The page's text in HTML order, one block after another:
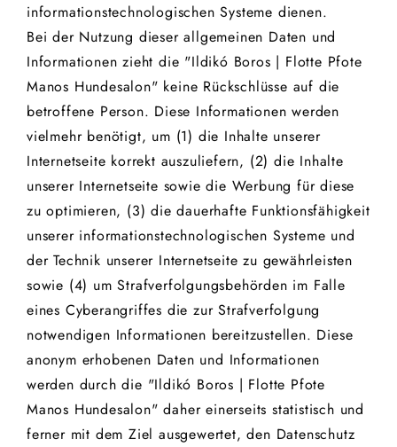
informationstechnologischen Systeme dienen.
Bei der Nutzung dieser allgemeinen Daten und
Informationen zieht die "Ildikó Boros | Flotte Pfote
Manos Hundesalon" keine Rückschlüsse auf die
betroffene Person. Diese Informationen werden
vielmehr benötigt, um (1) die Inhalte unserer
Internetseite korrekt auszuliefern, (2) die Inhalte
unserer Internetseite sowie die Werbung für diese
zu optimieren, (3) die dauerhafte Funktionsfähigkeit
unserer informationstechnologischen Systeme und
der Technik unserer Internetseite zu gewährleisten
sowie (4) um Strafverfolgungsbehörden im Falle
eines Cyberangriffes die zur Strafverfolgung
notwendigen Informationen bereitzustellen. Diese
anonym erhobenen Daten und Informationen
werden durch die "Ildikó Boros | Flotte Pfote
Manos Hundesalon" daher einerseits statistisch und
ferner mit dem Ziel ausgewertet, den Datenschutz